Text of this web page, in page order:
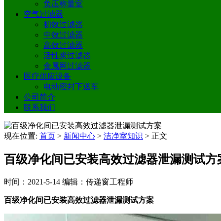
负压称量室
空气过滤器
初效过滤器
中效过滤器
高效过滤器
活性炭过滤器
金属网过滤器
医疗供应设备
电动密封下送车
公司简介
联系我们
现在位置: 首页 > 新闻中心 > 洁净室知识 > 正文
百级净化间已安装高效过滤器泄漏测试方
时间：2021-5-14 编辑：传递窗工程师
百级净化间已安装高效过滤器泄漏测试方案